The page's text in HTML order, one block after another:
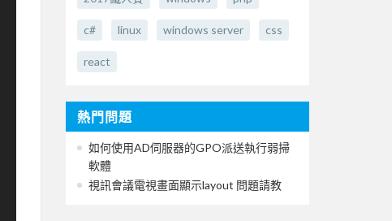
c# linux windows server css
react
熱門問題
如何使用AD伺服器的GPO派送執行弱掃
軟體
視訊會議電視畫面顯示layout 問題請教